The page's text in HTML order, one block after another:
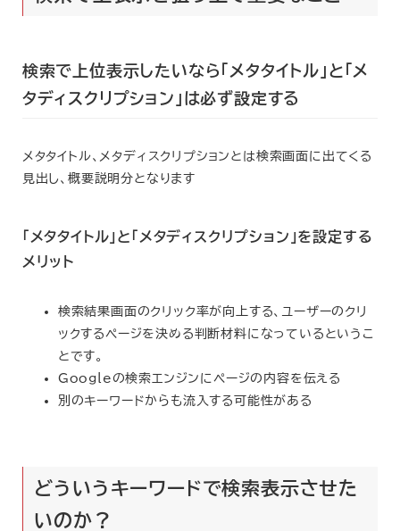
検索で上位表示したいなら 「メタタイトル」 と 「メ
タディスクリプション」 は必ず設定する
メタタイトル、メタディスクリプションとは検索画面に出てくる
見出し、概要説明分となります
「メタタイトル」 と 「メタディスクリプション」を設定する
メリット
検索結果画面のクリック率が向上する、ユーザーのクリ
ックするページを決める判断材料になっているというこ
とです。
Googleの検索エンジンにページの内容を伝える
別のキーワードからも流入する可能性がある
どういうキーワードで検索表示させた
いのか？